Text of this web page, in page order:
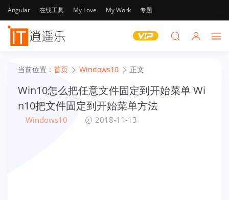
Angular 在线工具 My Love My Work 专题
当前位置： 首页 Windows10 正文
Win10怎么把任意文件固定到开始菜单 Wi
n10把文件固定到开始菜单方法
Windows10 2018-11-13